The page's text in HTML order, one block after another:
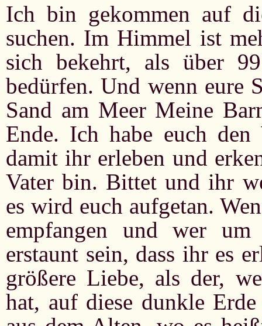
Ich bin gekommen auf
suchen. Im Himmel ist
sich bekehrt, als über
bedürfen. Und wenn eure
Sand am Meer Meine
Ende. Ich habe euch
damit ihr erleben und
Vater bin. Bittet und ihr
es wird euch aufgetan.
empfangen und wer
erstaunt sein, dass ihr es
größere Liebe, als der,
hat, auf diese dunkle